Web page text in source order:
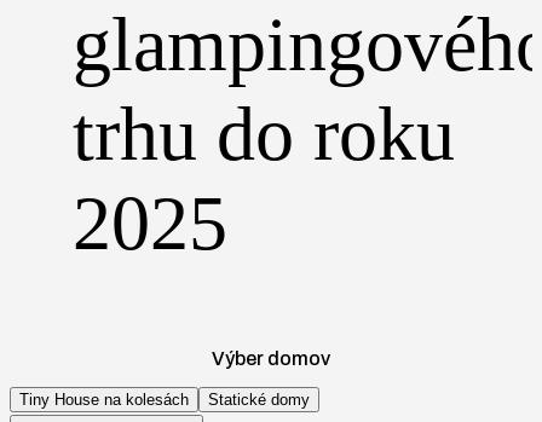
trhu do roku
2025
Výber domov
Tiny House na kolesách Statické domy